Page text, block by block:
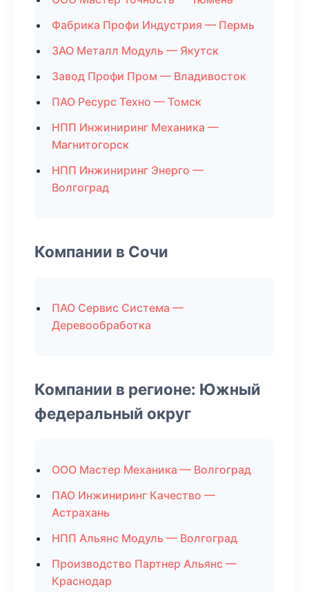
Фабрика Профи Индустрия — Пермь
ЗАО Металл Модуль — Якутск
Завод Профи Пром — Владивосток
ПАО Ресурс Техно — Томск
НПП Инжиниринг Механика —
Магнитогорск
НПП Инжиниринг Энерго —
Волгоград
Компании в Сочи
ПАО Сервис Система —
Деревообработка
Компании в регионе: Южный
федеральный округ
ООО Мастер Механика — Волгоград
ПАО Инжиниринг Качество —
Астрахань
НПП Альянс Модуль — Волгоград
Производство Партнер Альянс —
Краснодар